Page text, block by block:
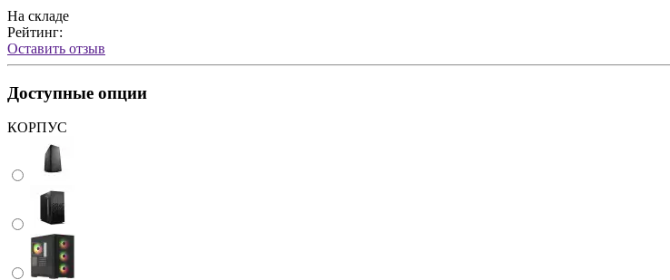
На складе
Рейтинг:
Оставить отзыв
Доступные опции
КОРПУС